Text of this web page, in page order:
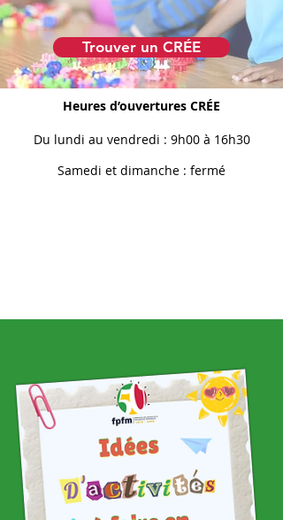
Trouver un CRÉE
Heures d’ouvertures CRÉE
Du lundi au vendredi : 9h00 à 16h30
Samedi et dimanche : fermé